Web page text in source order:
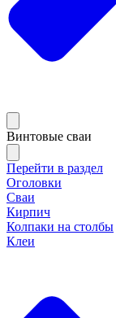
Винтовые сваи
Перейти в раздел
Оголовки
Сваи
Кирпич
Колпаки на столбы
Клеи